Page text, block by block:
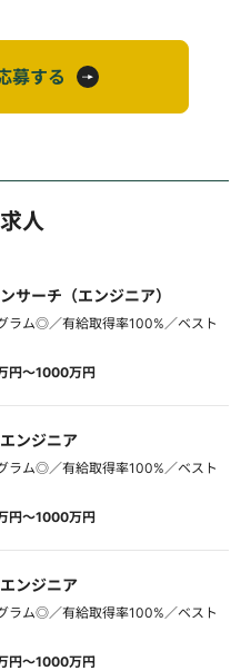
募する
人
サーチ（エンジニア）
ラム◎／有給取得率100%／ベスト
～1000万円
ンジニア
ラム◎／有給取得率100%／ベスト
～1000万円
ンジニア
ラム◎／有給取得率100%／ベスト
～1000万円